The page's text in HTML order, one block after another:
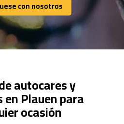
con nosotros
con nosotros
autocares y
Plauen para
ocasión